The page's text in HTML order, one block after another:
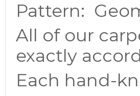
Pattern:
All of our
exactly
Each hand-